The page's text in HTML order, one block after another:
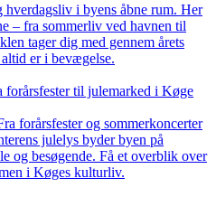
i byens åbne rum. Her
– fra sommerliv ved havnen til
tager dig med gennem årets
er i bevægelse.
forårsfester til julemarked i Køge
forårsfester og sommerkoncerter
julelys byder byen på
og besøgende. Få et overblik over
i Køges kulturliv.